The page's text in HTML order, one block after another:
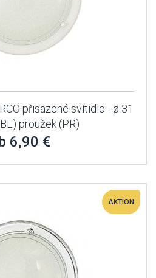
přisazené svítidlo - ø 31
proužek (PR)
6,90 €
AKTION